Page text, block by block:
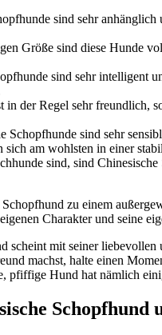
sind sehr
Grö­ße sind die­se Hun­de
sind sehr intel­li­gent
in der Regel sehr freund­lich,
Schopf­hun­de sind sehr
am wohls­ten in einer
sind, sind
zu einem
Cha­rak­ter und sei­ne
scheint mit sei­ner
machst, hal­te einen
pfif­fi­ge Hund hat näm­lich
Schopf­hund